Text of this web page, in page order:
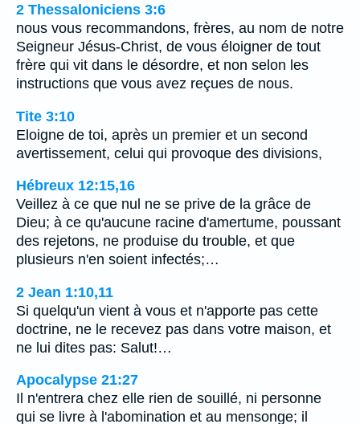
2 Thessaloniciens 3:6
nous vous recommandons, frères, au nom de notre
Seigneur Jésus-Christ, de vous éloigner de tout
frère qui vit dans le désordre, et non selon les
instructions que vous avez reçues de nous.
Tite 3:10
Eloigne de toi, après un premier et un second
avertissement, celui qui provoque des divisions,
Hébreux 12:15,16
Veillez à ce que nul ne se prive de la grâce de
Dieu; à ce qu'aucune racine d'amertume, poussant
des rejetons, ne produise du trouble, et que
plusieurs n'en soient infectés;…
2 Jean 1:10,11
Si quelqu'un vient à vous et n'apporte pas cette
doctrine, ne le recevez pas dans votre maison, et
ne lui dites pas: Salut!…
Apocalypse 21:27
Il n'entrera chez elle rien de souillé, ni personne
qui se livre à l'abomination et au mensonge; il